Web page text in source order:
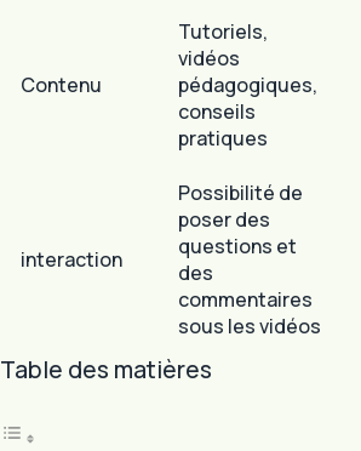
Contenu
Tutoriels,
vidéos
pédagogiques,
conseils
pratiques
interaction
Possibilité de
poser des
questions et
des
commentaires
sous les vidéos
Table des matières